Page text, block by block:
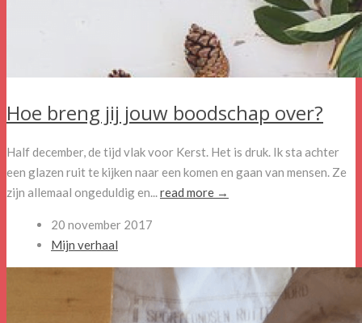
Hoe breng jij jouw boodschap over?
Half december, de tijd vlak voor Kerst. Het is druk. Ik sta achter
een glazen ruit te kijken naar een komen en gaan van mensen. Ze
zijn allemaal ongeduldig en...read more →
20 november 2017
Mijn verhaal